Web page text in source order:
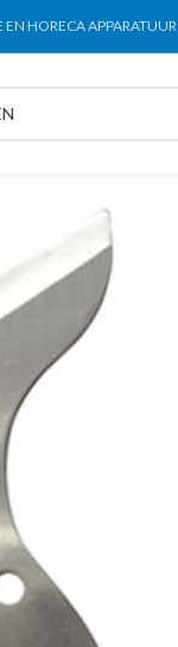
EN HORECA APPARATUUR